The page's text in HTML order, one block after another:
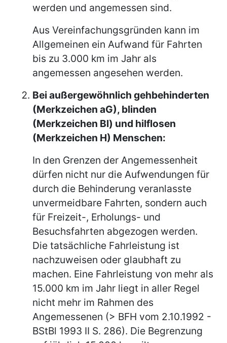
werden und angemessen sind.
Aus Vereinfachungsgründen kann im
Allgemeinen ein Aufwand für Fahrten
bis zu 3.000 km im Jahr als
angemessen angesehen werden.
Bei außergewöhnlich gehbehinderten
(Merkzeichen aG), blinden
(Merkzeichen Bl) und hilflosen
(Merkzeichen H) Menschen:
In den Grenzen der Angemessenheit
dürfen nicht nur die Aufwendungen für
durch die Behinderung veranlasste
unvermeidbare Fahrten, sondern auch
für Freizeit-, Erholungs- und
Besuchsfahrten abgezogen werden.
Die tatsächliche Fahrleistung ist
nachzuweisen oder glaubhaft zu
machen. Eine Fahrleistung von mehr als
15.000 km im Jahr liegt in aller Regel
nicht mehr im Rahmen des
Angemessenen (> BFH vom 2.10.1992 -
BStBl 1993 II S. 286). Die Begrenzung